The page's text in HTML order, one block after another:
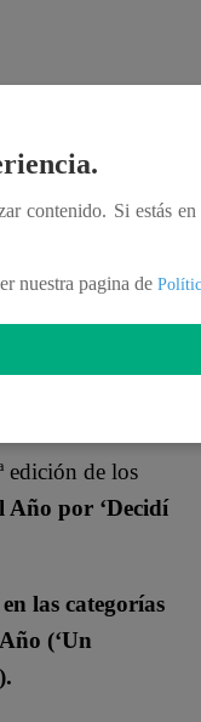
edición de los
por ‘Decidí
las categorías
(‘Un
contenido. Si estás
nuestra pagina de